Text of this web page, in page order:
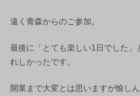
遠く青森からのご参加。
最後に「とても楽しい1日でした」
れしかったです。
開業まで大変とは思いますが愉し